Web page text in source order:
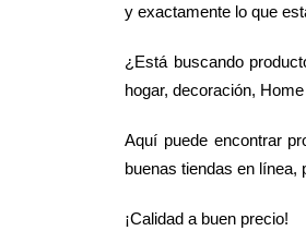
y exactamente lo que
¿Está buscando
hogar, decoración,
Aquí puede encontrar
buenas tiendas en
¡Calidad a buen precio!